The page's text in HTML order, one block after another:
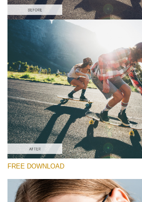
Please select
Free Sony LUT #5
Premium Sony LUTs
Cinema Look Collection (80 LUTs)
Entire Collection (260 LUTs)
Free download
FREE DOWNLOAD